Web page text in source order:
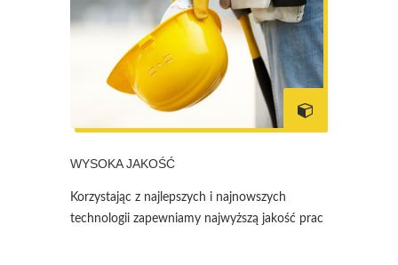
WYSOKA JAKOŚĆ
Korzystając z najlepszych i najnowszych
technologii zapewniamy najwyższą jakość prac